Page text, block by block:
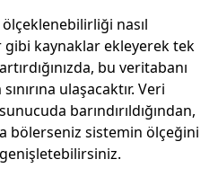
nasıl
kaynaklar ekleyerek tek
bu veritabanı
ulaşacaktır. Veri
barındırıldığından,
bölerseniz sistemin ölçeğini
genişletebilirsiniz.